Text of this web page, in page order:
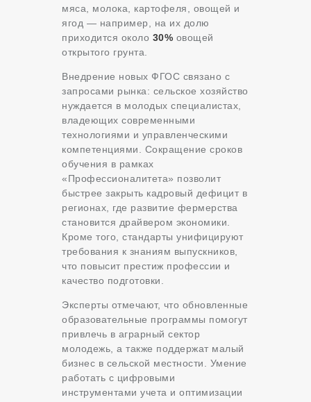
мяса, молока, картофеля, овощей и
ягод — например, на их долю
приходится около 30% овощей
открытого грунта.
Внедрение новых ФГОС связано с
запросами рынка: сельское хозяйство
нуждается в молодых специалистах,
владеющих современными
технологиями и управленческими
компетенциями. Сокращение сроков
обучения в рамках
«Профессионалитета» позволит
быстрее закрыть кадровый дефицит в
регионах, где развитие фермерства
становится драйвером экономики.
Кроме того, стандарты унифицируют
требования к знаниям выпускников,
что повысит престиж профессии и
качество подготовки.
Эксперты отмечают, что обновленные
образовательные программы помогут
привлечь в аграрный сектор
молодежь, а также поддержат малый
бизнес в сельской местности. Умение
работать с цифровыми
инструментами учета и оптимизации